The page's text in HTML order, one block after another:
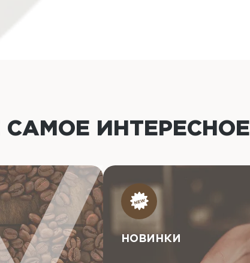
САМОЕ ИНТЕРЕСНОЕ
НОВИНКИ